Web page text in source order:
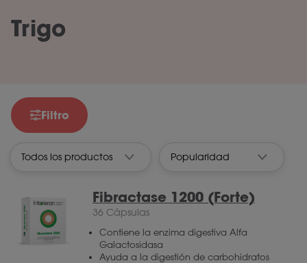
Trigo
Filtro
Fibractase 1200 (Forte)
36 Cápsulas
Contiene la enzima digestiva Alfa
Galactosidasa
Ayuda a la digestión de carbohidratos